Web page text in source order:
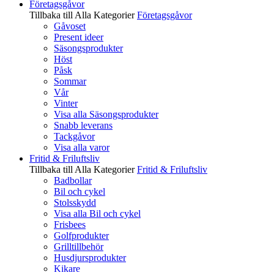
Företagsgåvor
Tillbaka till Alla Kategorier Företagsgåvor
Gåvoset
Present ideer
Säsongsprodukter
Höst
Påsk
Sommar
Vår
Vinter
Visa alla Säsongsprodukter
Snabb leverans
Tackgåvor
Visa alla varor
Fritid & Friluftsliv
Tillbaka till Alla Kategorier Fritid & Friluftsliv
Badbollar
Bil och cykel
Stolsskydd
Visa alla Bil och cykel
Frisbees
Golfprodukter
Grilltillbehör
Husdjursprodukter
Kikare